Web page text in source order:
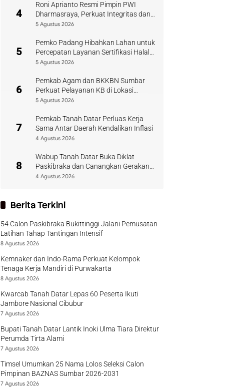
4
Roni Aprianto Resmi Pimpin PWI
Dharmasraya, Perkuat Integritas dan
Kompetensi Jurnalis
5 Agustus 2026
5
Pemko Padang Hibahkan Lahan untuk
Percepatan Layanan Sertifikasi Halal
di Sumbar
5 Agustus 2026
6
Pemkab Agam dan BKKBN Sumbar
Perkuat Pelayanan KB di Lokasi
Bencana
5 Agustus 2026
7
Pemkab Tanah Datar Perluas Kerja
Sama Antar Daerah Kendalikan Inflasi
4 Agustus 2026
8
Wabup Tanah Datar Buka Diklat
Paskibraka dan Canangkan Gerakan
Bendera
4 Agustus 2026
Berita Terkini
54 Calon Paskibraka Bukittinggi Jalani Pemusatan
Latihan Tahap Tantingan Intensif
8 Agustus 2026
Kemnaker dan Indo-Rama Perkuat Kelompok
Tenaga Kerja Mandiri di Purwakarta
8 Agustus 2026
Kwarcab Tanah Datar Lepas 60 Peserta Ikuti
Jambore Nasional Cibubur
7 Agustus 2026
Bupati Tanah Datar Lantik Inoki Ulma Tiara Direktur
Perumda Tirta Alami
7 Agustus 2026
Timsel Umumkan 25 Nama Lolos Seleksi Calon
Pimpinan BAZNAS Sumbar 2026-2031
7 Agustus 2026